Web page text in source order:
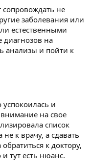
сопровождать не
заболевания или
естественными
диагнозов на
анализы и пойти к
успокоилась и
на свое
список
к врачу, а сдавать
к доктору,
тут есть нюанс.